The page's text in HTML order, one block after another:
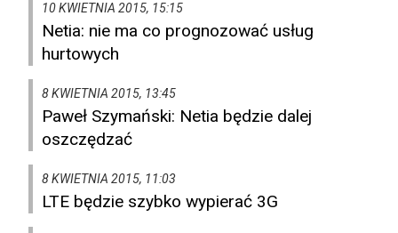
10 KWIETNIA 2015, 15:15
Netia: nie ma co prognozować usług
hurtowych
8 KWIETNIA 2015, 13:45
Paweł Szymański: Netia będzie dalej
oszczędzać
8 KWIETNIA 2015, 11:03
LTE będzie szybko wypierać 3G